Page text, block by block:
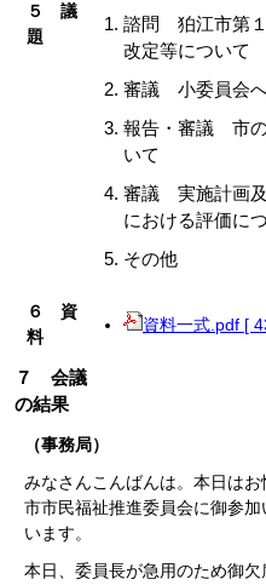
５ 議
題
諮問 狛江市第
改定等について
審議 小委員会
報告・審議 市の
いて
審議 実施計画及
における評価に
その他
６ 資
料
資料一式.pdf [
７ 会議
の結果
（事務局）
みなさんこんばんは。本日は
市市民福祉推進委員会に御参
います。
本日、委員長が急用のため御